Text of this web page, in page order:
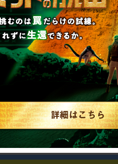
、チケット
／法人の方
ゲーム制作
に関するお